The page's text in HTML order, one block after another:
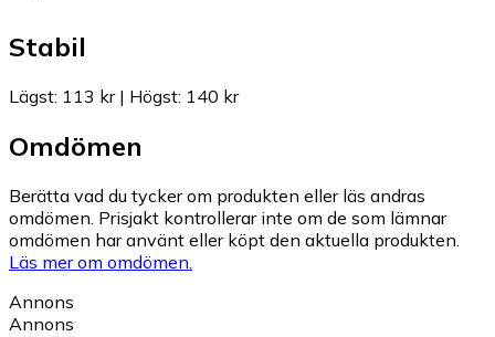
Stabil
Lägst: 113 kr| Högst: 140 kr
Omdömen
Berätta vad du tycker om produkten eller läs andras
omdömen. Prisjakt kontrollerar inte om de som lämnar
omdömen har använt eller köpt den aktuella produkten.
Läs mer om omdömen.
Annons
Annons